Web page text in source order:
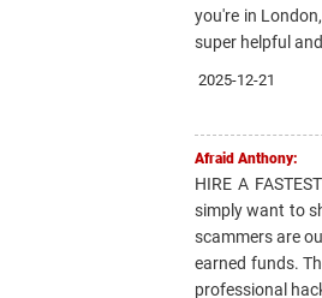
you're in
super helpful
2025-12-21
Afraid Anthony:
HIRE A
simply want to
scammers are
earned funds.
professional